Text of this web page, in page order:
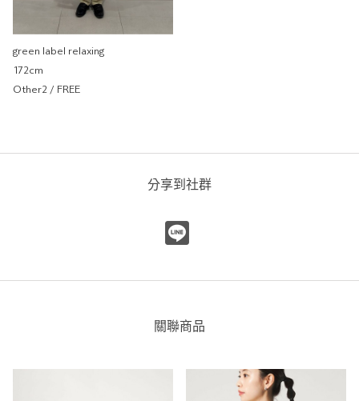
green label relaxing
172cm
Other2 / FREE
分享到社群
關聯商品